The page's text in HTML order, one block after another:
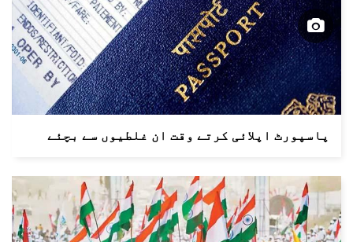
پاسپورٹ اپلائی کرتے وقت ان غلطیوں سے بچئے